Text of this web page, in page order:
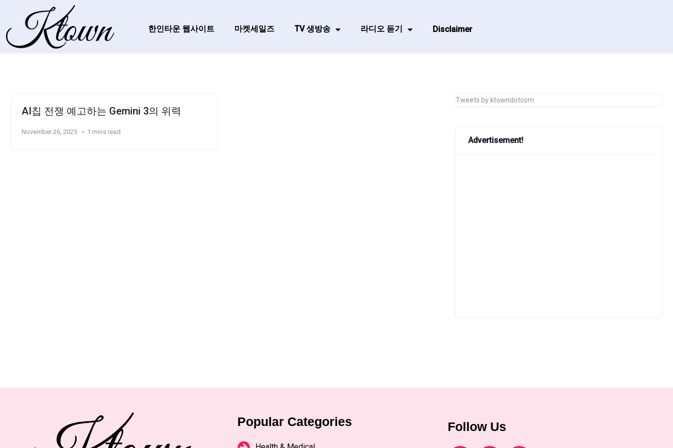
한인타운 웹사이트 마켓세일즈 TV 생방송 라디오 듣기 Disclaimer
AI칩 전쟁 예고하는 Gemini 3의 위력
November 26, 2025 1 mins read
Tweets by ktowndotcom
Advertisement!
Popular Categories Follow Us